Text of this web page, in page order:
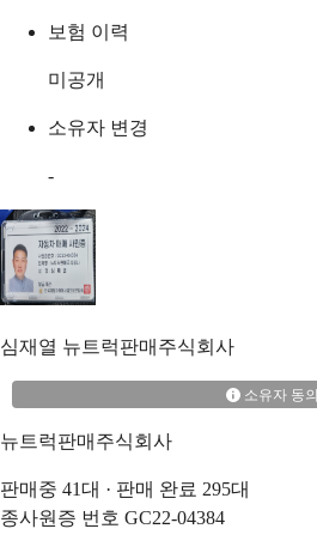
보험 이력
미공개
소유자 변경
-
심재열 뉴트럭판매주식회사
소유자 동의
뉴트럭판매주식회사
판매중 41대 · 판매 완료 295대
종사원증 번호 GC22-04384